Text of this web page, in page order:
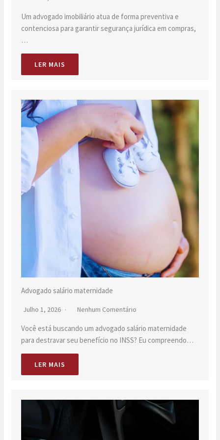
Um advogado imobiliário atua de forma preventiva e
contenciosa para garantir segurança jurídica em compras,
…
LER MAIS
Advogado salário maternidade
Julho 1, 2026 Nenhum Comentário
Você está buscando um advogado salário maternidade
para destravar seu benefício no INSS? Eu compreendo…
LER MAIS